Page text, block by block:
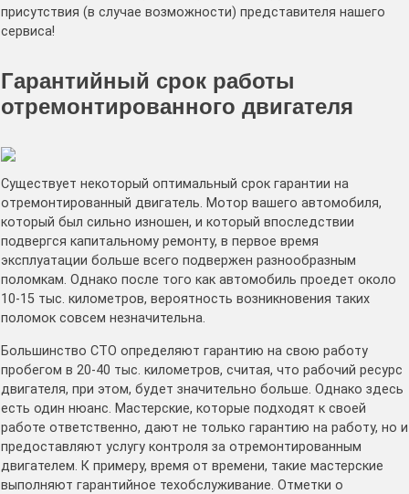
присутствия (в случае возможности) представителя нашего
сервиса!
Гарантийный срок работы
отремонтированного двигателя
Существует некоторый оптимальный срок гарантии на
отремонтированный двигатель. Мотор вашего автомобиля,
который был сильно изношен, и который впоследствии
подвергся капитальному ремонту, в первое время
эксплуатации больше всего подвержен разнообразным
поломкам. Однако после того как автомобиль проедет около
10-15 тыс. километров, вероятность возникновения таких
поломок совсем незначительна.
Большинство СТО определяют гарантию на свою работу
пробегом в 20-40 тыс. километров, считая, что рабочий ресурс
двигателя, при этом, будет значительно больше. Однако здесь
есть один нюанс. Мастерские, которые подходят к своей
работе ответственно, дают не только гарантию на работу, но и
предоставляют услугу контроля за отремонтированным
двигателем. К примеру, время от времени, такие мастерские
выполняют гарантийное техобслуживание. Отметки о